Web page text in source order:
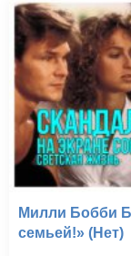
Милли Бобби
семьей!» (Нет)